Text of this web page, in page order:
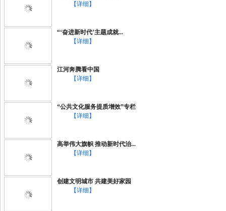
【详细】
“‘奋进新时代’主题成就...
【详细】
江河奔腾看中国
【详细】
“公共文化服务提质增效”专栏
【详细】
高举伟大旗帜 推动新时代治...
【详细】
创建文明城市 共建美好家园
【详细】